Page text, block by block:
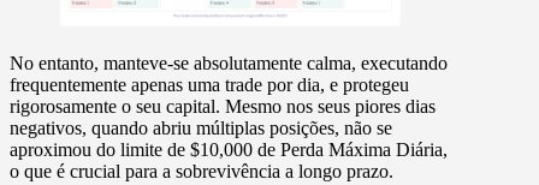
No entanto, manteve-se absolutamente calma, executando
frequentemente apenas uma trade por dia, e protegeu
rigorosamente o seu capital. Mesmo nos seus piores dias
negativos, quando abriu múltiplas posições, não se
aproximou do limite de $10,000 de Perda Máxima Diária,
o que é crucial para a sobrevivência a longo prazo.